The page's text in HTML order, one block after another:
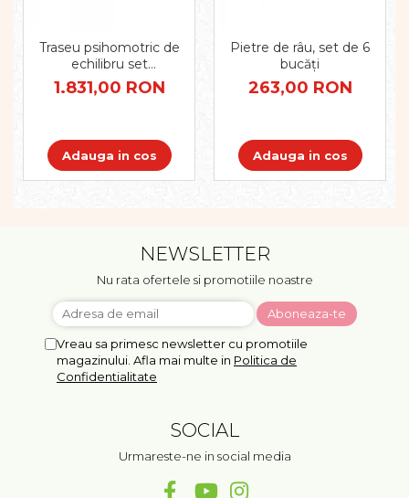
Traseu psihomotric de
echilibru set
INTERMEDIAR
1.831,00 RON
Adauga in cos
Pietre de râu, set de 6
bucăți
263,00 RON
Adauga in cos
NEWSLETTER
Nu rata ofertele si promotiile noastre
Vreau sa primesc newsletter cu promotiile
magazinului. Afla mai multe in Politica de
Confidentialitate
SOCIAL
Urmareste-ne in social media